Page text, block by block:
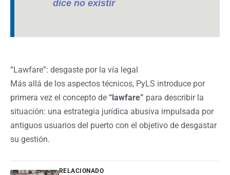
dice no existir
“Lawfare”: desgaste por la vía legal
Más allá de los aspectos técnicos, PyLS introduce por
primera vez el concepto de “lawfare” para describir la
situación: una estrategia jurídica abusiva impulsada por
antiguos usuarios del puerto con el objetivo de desgastar
su gestión.
RELACIONADO